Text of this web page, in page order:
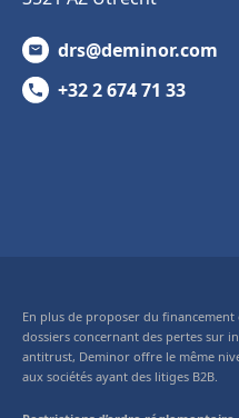
drs@deminor.com
+32 2 674 71 33
En plus de proposer du
dossiers concernant des pertes sur
antitrust, Deminor offre le même
aux sociétés ayant des litiges B2B.